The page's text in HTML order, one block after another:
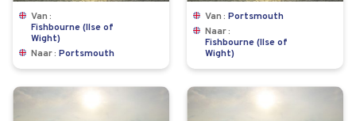
Van
Fishbourne (Ilse of
Wight)
Naar
Portsmouth
Van
Portsmouth
Naar
Fishbourne (Ilse of
Wight)